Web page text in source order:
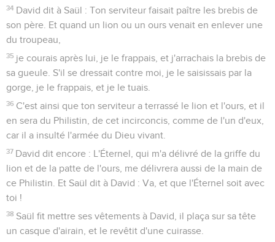
34 David dit à Saül : Ton serviteur faisait paître les brebis de
son père. Et quand un lion ou un ours venait en enlever une
du troupeau,
35 je courais après lui, je le frappais, et j'arrachais la brebis de
sa gueule. S'il se dressait contre moi, je le saisissais par la
gorge, je le frappais, et je le tuais.
36 C'est ainsi que ton serviteur a terrassé le lion et l'ours, et il
en sera du Philistin, de cet incirconcis, comme de l'un d'eux,
car il a insulté l'armée du Dieu vivant.
37 David dit encore : L'Éternel, qui m'a délivré de la griffe du
lion et de la patte de l'ours, me délivrera aussi de la main de
ce Philistin. Et Saül dit à David : Va, et que l'Éternel soit avec
toi !
38 Saül fit mettre ses vêtements à David, il plaça sur sa tête
un casque d'airain, et le revêtit d'une cuirasse.